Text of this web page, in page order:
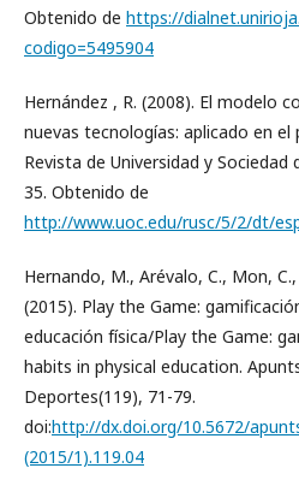
Obtenido de https://
codigo=5495904
Hernández , R. (2008). El modelo
nuevas tecnologías: aplicado en el
Revista de Universidad y
35. Obtenido de
http://www.uoc.edu/rusc/5/2/dt/
Hernando, M., Arévalo, C., Mon,
(2015). Play the Game:
educación física/Play the Game:
habits in physical education.
Deportes(119), 71-79.
doi:http://dx.doi.org/10.5672/
(2015/1).119.04